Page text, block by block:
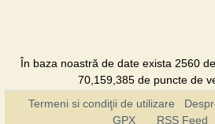
În baza noastră de date exista 2560
70,159,385 de puncte de
Termeni si condiţii de utilizare
GPX
RSS Feed